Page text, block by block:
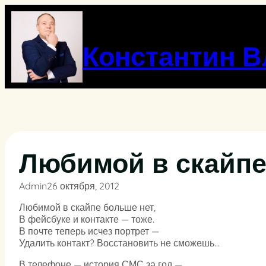
Перейти
содержимому
Константин
Любимой в
Admin26 октября, 2012
Любимой в скайпе больше нет,
В фейсбуке и контакте — тоже.
В почте теперь исчез портрет —
Удалить контакт? Восстановить не сможешь…